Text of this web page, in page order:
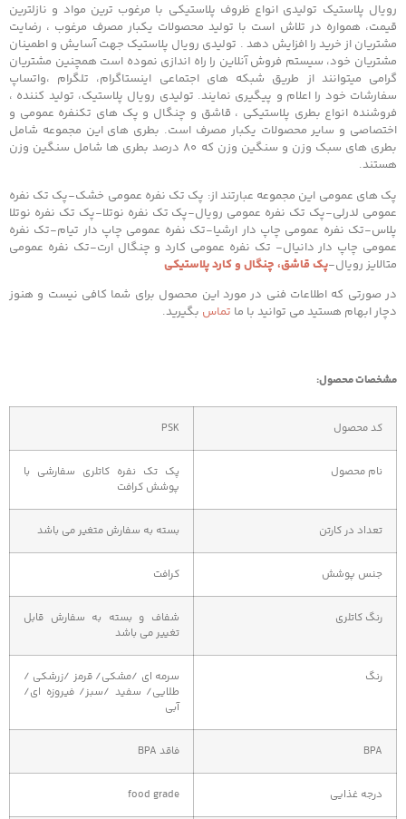
رویال پلاستیک تولیدی انواع ظروف پلاستیکی با مرغوب ترین مواد و نازلترین
قیمت، همواره در تلاش است با تولید محصولات یکبار مصرف مرغوب ، رضایت
مشتریان از خرید را افزایش دهد . تولیدی رویال پلاستیک جهت آسایش و اطمینان
مشتریان خود، سیستم فروش آنلاین را راه اندازی نموده است همچنین مشتریان
گرامی میتوانند از طریق شبکه های اجتماعی اینستاگرام، تلگرام ،واتساپ
سفارشات خود را اعلام و پیگیری نمایند. تولیدی رویال پلاستیک، تولید کننده ،
فروشنده انواع بطری پلاستیکی ، قاشق و چنگال و پک های تکنفره عمومی و
اختصاصی و سایر محصولات یکبار مصرف است. بطری های این مجموعه شامل
بطری های سبک وزن و سنگین وزن که ۸۰ درصد بطری ها شامل سنگین وزن
هستند.
پک های عمومی این مجموعه عبارتند از: پک تک نفره عمومی خشک-پک تک نفره
عمومی لدرلی-پک تک نفره عمومی رویال-پک تک نفره نوتلا-پک تک نفره نوتلا
پلاس-تک نفره عمومی چاپ دار ارشیا-تک نفره عمومی چاپ دار تیام-تک نفره
عمومی چاپ دار دانیال- تک نفره عمومی کارد و چنگال ارت-تک نفره عمومی
متالایز رویال-پک قاشق، چنگال و کارد پلاستیکی
در صورتی که اطلاعات فنی در مورد این محصول برای شما کافی نیست و هنوز
دچار ابهام هستید می توانید با ما تماس بگیرید.
مشخصات محصول:
کد محصول PSK
نام محصول
پک تک نفره کاتلری سفارشی با
پوشش کرافت
تعداد در کارتن بسته به سفارش متغیر می باشد
جنس پوشش کرافت
رنگ کاتلری
شفاف و بسته به سفارش قابل
تغییر می باشد
رنگ
سرمه ای /مشکی/ قرمز /زرشکی /
طلایی/ سفید /سبز/ فیروزه ای/
آبی
BPA فاقد BPA
درجه غذایی food grade